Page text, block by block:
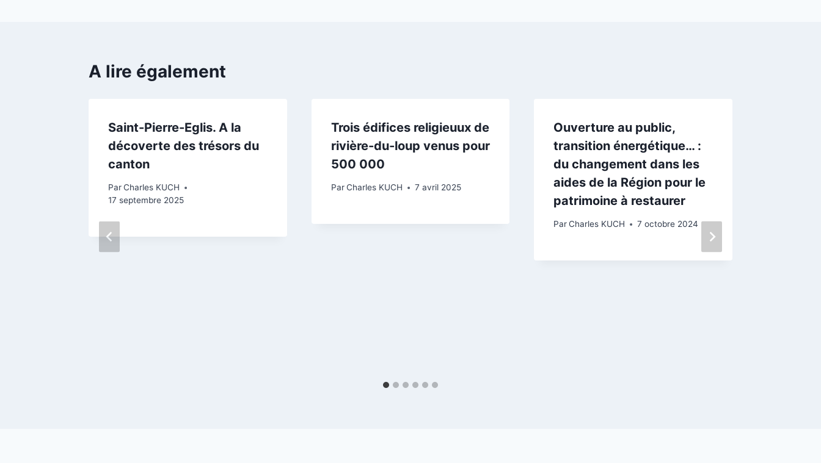
A lire également
Saint-Pierre-Eglis. A la
décoverte des trésors du
canton
ParCharles KUCH
17 septembre 2025
Trois édifices religieuux de
rivière-du-loup venus pour
500 000
Par Charles KUCH 7 avril 2025
Ouverture au public,
transition énergétique… :
du changement dans les
aides de la Région pour le
patrimoine à restaurer
Par Charles KUCH 7 octobre 2024